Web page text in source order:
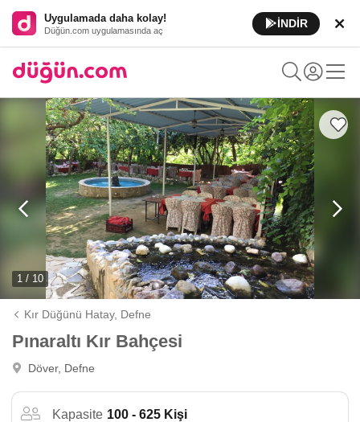
Uygulamada daha kolay!
Düğün.com uygulamasında aç
İNDİR
1 / 10
Kır Düğünü Hatay, Defne
Pınaraltı Kır Bahçesi
Döver, Defne
Kapasite 100 - 625 Kişi